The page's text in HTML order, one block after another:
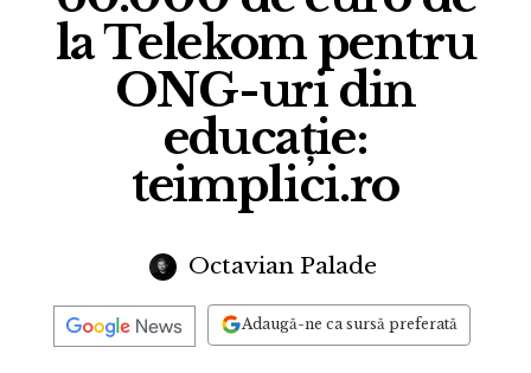
la Telekom pentru
ONG-uri din
educație:
teimplici.ro
Octavian Palade
Adaugă-ne ca sursă preferată